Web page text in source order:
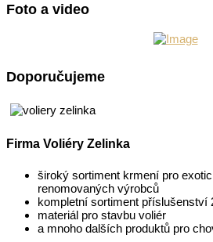
Foto a video
Doporučujeme
Firma Voliéry Zelinka
široký sortiment krmení pro
renomovaných výrobců
kompletní sortiment příslušenství
materiál pro stavbu voliér
a mnoho dalších produktů pro